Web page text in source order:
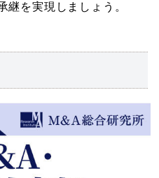
継を実現しましょう。
れるM&Aスキーム（手法）
広く採用される方法
価格相場の決まり方